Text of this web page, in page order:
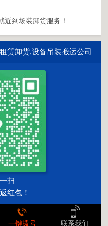
近到场装卸货服务！
赁卸货,设备吊装搬运公司
一键拨号 联系我们
扫
红包！